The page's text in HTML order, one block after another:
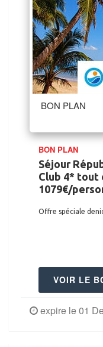
BON PLAN
BON PLAN
Séjour
Club 4* tout
1079€/
Offre spéciale
VOIR LE
expire le 01